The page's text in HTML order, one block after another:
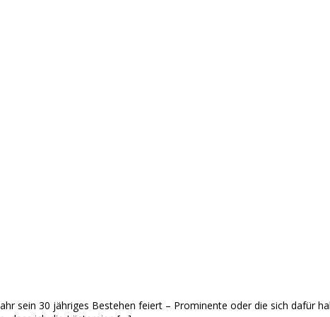
sein 30 jähriges Bestehen feiert – Prominente oder die sich dafür